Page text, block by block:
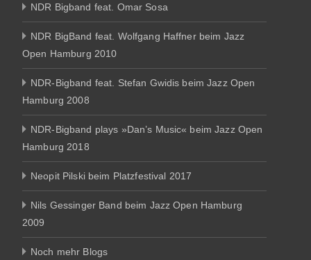
NDR Bigband feat. Omar Sosa
NDR BigBand feat. Wolfgang Haffner beim Jazz
Open Hamburg 2010
NDR-Bigband feat. Stefan Gwidis beim Jazz Open
Hamburg 2008
NDR-Bigband plays »Dan’s Music« beim Jazz Open
Hamburg 2018
Neopit Pilski beim Platzfestival 2017
Nils Gessinger Band beim Jazz Open Hamburg
2009
Noch mehr Blogs